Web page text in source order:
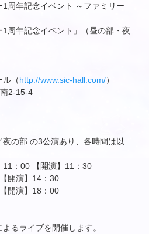
1周年記念イベント ～ファミリー
1周年記念イベント」（昼の部・夜
ル（http://www.sic-hall.com/）
2-15-4
の部 の3公演あり、各時間は以
11：00 【開演】11：30
開演】14：30
開演】18：00
るライブを開催します。